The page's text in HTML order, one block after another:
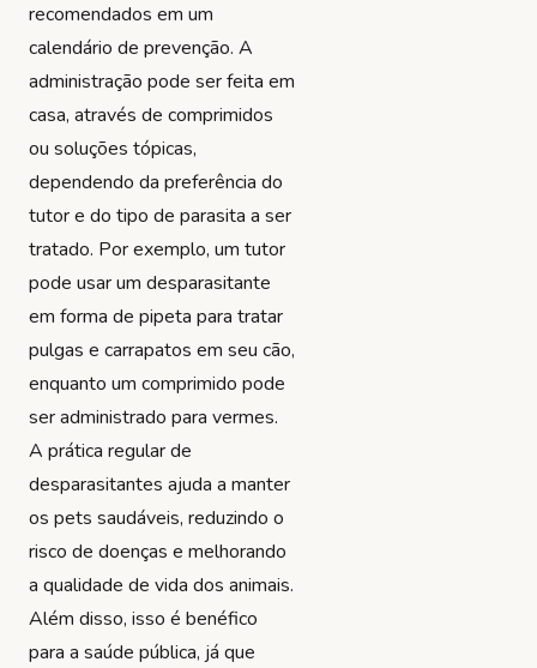
recomendados em um
calendário de prevenção. A
administração pode ser feita em
casa, através de comprimidos
ou soluções tópicas,
dependendo da preferência do
tutor e do tipo de parasita a ser
tratado. Por exemplo, um tutor
pode usar um desparasitante
em forma de pipeta para tratar
pulgas e carrapatos em seu cão,
enquanto um comprimido pode
ser administrado para vermes.
A prática regular de
desparasitantes ajuda a manter
os pets saudáveis, reduzindo o
risco de doenças e melhorando
a qualidade de vida dos animais.
Além disso, isso é benéfico
para a saúde pública, já que